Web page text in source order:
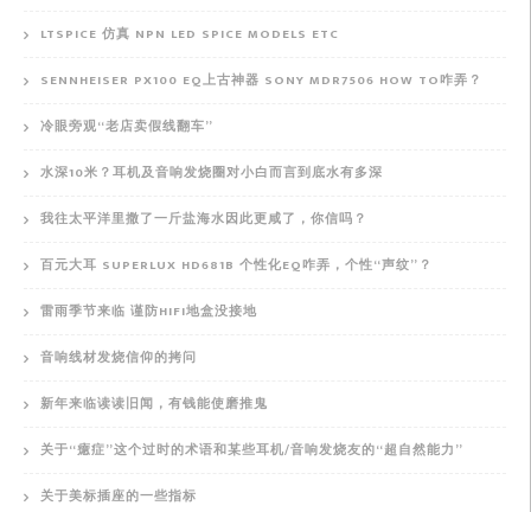
LTSPICE 仿真 NPN LED SPICE MODELS ETC
SENNHEISER PX100 EQ上古神器 SONY MDR7506 HOW TO咋弄？
冷眼旁观“老店卖假线翻车”
水深10米？耳机及音响发烧圈对小白而言到底水有多深
我往太平洋里撒了一斤盐海水因此更咸了，你信吗？
百元大耳 SUPERLUX HD681B 个性化EQ咋弄，个性“声纹”？
雷雨季节来临 谨防HIFI地盒没接地
音响线材发烧信仰的拷问
新年来临读读旧闻，有钱能使磨推鬼
关于“癔症”这个过时的术语和某些耳机/音响发烧友的“超自然能力”
关于美标插座的一些指标